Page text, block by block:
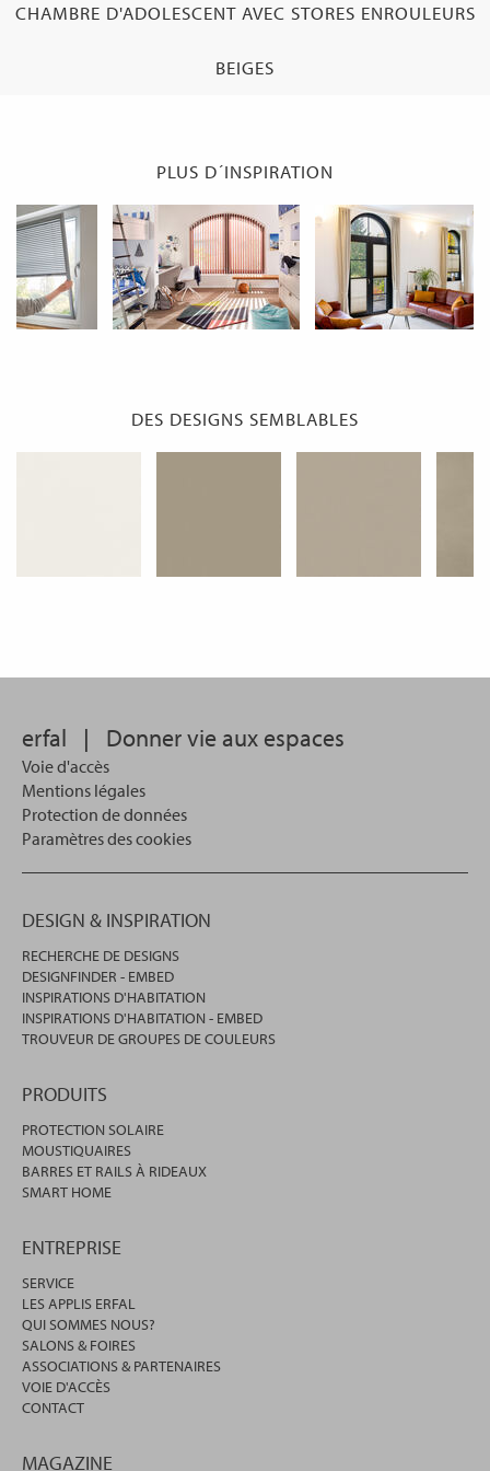
CHAMBRE D'ADOLESCENT AVEC STORES ENROULEURS
BEIGES
PLUS D´INSPIRATION
DES DESIGNS SEMBLABLES
erfal | Donner vie aux espaces
Voie d'accès
Mentions légales
Protection de données
Paramètres des cookies
DESIGN & INSPIRATION
RECHERCHE DE DESIGNS
DESIGNFINDER - EMBED
INSPIRATIONS D'HABITATION
INSPIRATIONS D'HABITATION - EMBED
TROUVEUR DE GROUPES DE COULEURS
PRODUITS
PROTECTION SOLAIRE
MOUSTIQUAIRES
BARRES ET RAILS À RIDEAUX
SMART HOME
ENTREPRISE
SERVICE
LES APPLIS ERFAL
QUI SOMMES NOUS?
SALONS & FOIRES
ASSOCIATIONS & PARTENAIRES
VOIE D'ACCÈS
CONTACT
MAGAZINE